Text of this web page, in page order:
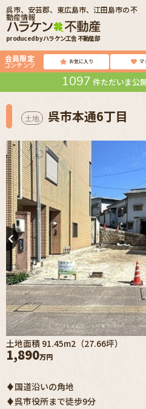
produced by ハラケン工舎 不動産部
呉市、安芸郡、東広島市、江田島市の不
動産情報
会員限定
コンテンツ お気に入り マ
1097 件ただいま公
土地 呉市本通6丁目
土地面積 91.45m2（27.66坪）
1,890万円
♦国道沿いの角地
♦呉市役所まで徒歩9分